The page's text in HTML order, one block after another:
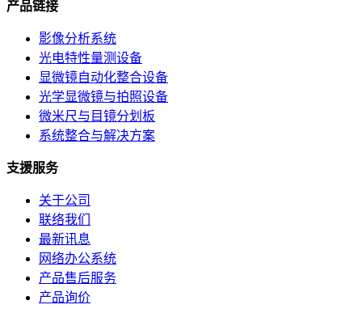
产品链接
影像分析系统
光电特性量测设备
显微镜自动化整合设备
光学显微镜与拍照设备
微米尺与目镜分划板
系统整合与解决方案
支援服务
关于公司
联络我们
最新讯息
网络办公系统
产品售后服务
产品询价